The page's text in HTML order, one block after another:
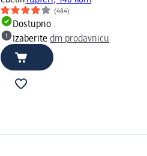
(484)
Dostupno
Izaberitedm prodavnicu